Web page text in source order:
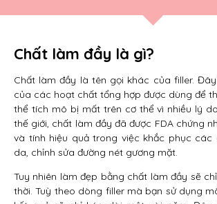
Chất làm đầy là gì?
Chất làm đầy là tên gọi khác của filler.
của các hoạt chất tổng hợp được dùng để
thể tích mô bị mất trên cơ thể vì nhiều lý
thế giới, chất làm đầy đã được FDA chứng
và tính hiệu quả trong việc khắc phục các
da, chỉnh sửa đường nét gương mặt.
Tuy nhiên làm đẹp bằng chất làm đầy sẽ
thời. Tuỳ theo dòng filler mà bạn sử dụng